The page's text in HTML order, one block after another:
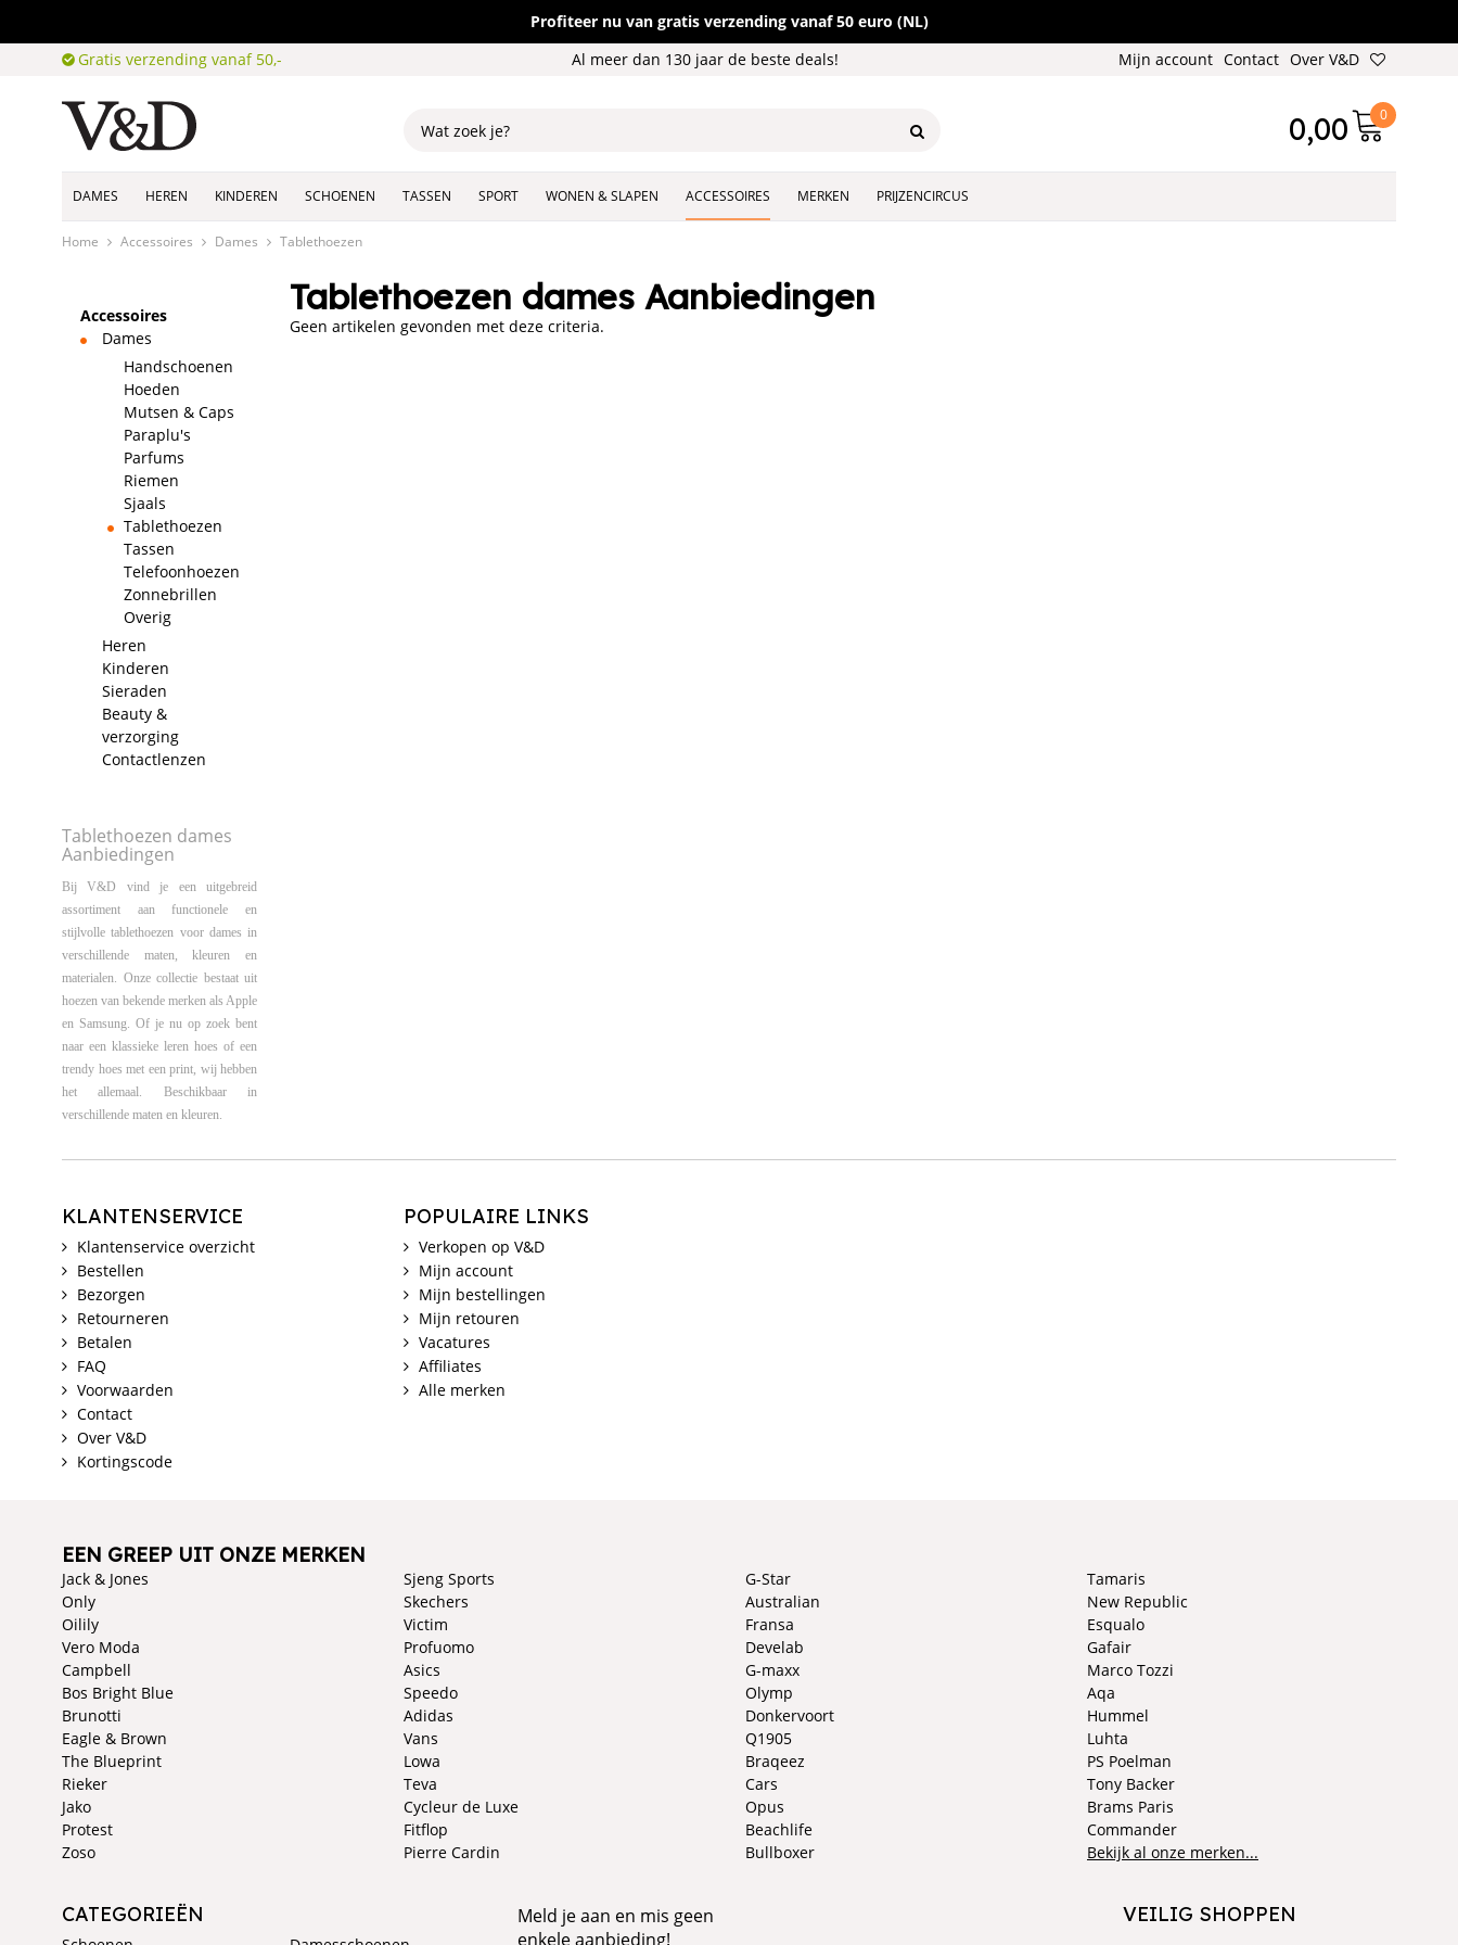
Profiteer nu van gratis verzending vanaf 50 euro (NL)
Gratis verzending vanaf 50,-
Mijn account Contact Over V&D
Al meer dan 130 jaar de beste deals!
0
0,00
DAMES HEREN KINDEREN SCHOENEN TASSEN SPORT WONEN & SLAPEN ACCESSOIRES MERKEN PRIJZENCIRCUS
Home Accessoires Dames Tablethoezen
Accessoires
Dames
Handschoenen
Hoeden
Mutsen & Caps
Paraplu's
Parfums
Riemen
Sjaals
Tablethoezen
Tassen
Telefoonhoezen
Zonnebrillen
Overig
Heren
Kinderen
Sieraden
Beauty &
verzorging
Contactlenzen
Tablethoezen dames
Aanbiedingen
Bij V&D vind je een uitgebreid
assortiment aan functionele en
stijlvolle tablethoezen voor dames in
verschillende maten, kleuren en
materialen. Onze collectie bestaat uit
hoezen van bekende merken als Apple
en Samsung. Of je nu op zoek bent
naar een klassieke leren hoes of een
trendy hoes met een print, wij hebben
het allemaal. Beschikbaar in
verschillende maten en kleuren.
Tablethoezen dames Aanbiedingen
Geen artikelen gevonden met deze criteria.
KLANTENSERVICE
Klantenservice overzicht
Bestellen
Bezorgen
Retourneren
Betalen
FAQ
Voorwaarden
Contact
Over V&D
Kortingscode
POPULAIRE LINKS
Verkopen op V&D
Mijn account
Mijn bestellingen
Mijn retouren
Vacatures
Affiliates
Alle merken
EEN GREEP UIT ONZE MERKEN
Jack & Jones
Only
Oilily
Vero Moda
Campbell
Bos Bright Blue
Brunotti
Eagle & Brown
The Blueprint
Rieker
Jako
Protest
Zoso
Sjeng Sports
Skechers
Victim
Profuomo
Asics
Speedo
Adidas
Vans
Lowa
Teva
Cycleur de Luxe
Fitflop
Pierre Cardin
G-Star
Australian
Fransa
Develab
G-maxx
Olymp
Donkervoort
Q1905
Braqeez
Cars
Opus
Beachlife
Bullboxer
Tamaris
New Republic
Esqualo
Gafair
Marco Tozzi
Aqa
Hummel
Luhta
PS Poelman
Tony Backer
Brams Paris
Commander
Bekijk al onze merken...
CATEGORIEËN
Meld je aan en mis geen
enkele aanbieding!
VEILIG SHOPPEN